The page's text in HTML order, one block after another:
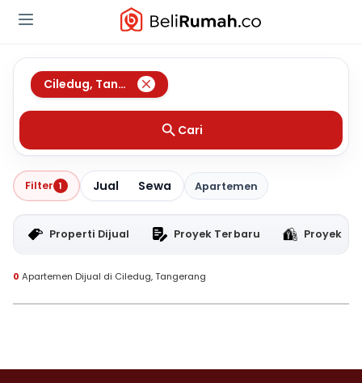
Ciledug, Tangerang
Cari
Filter 1 Jual Sewa Apartemen
Properti Dijual Proyek Terbaru Proyek
0 Apartemen Dijual di Ciledug, Tangerang